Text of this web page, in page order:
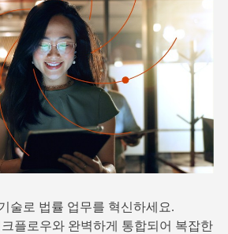
술로 법률 업무를 혁신하세요.
크플로우와 완벽하게 통합되어 복잡한